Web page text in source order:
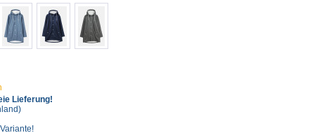
Lieferung!